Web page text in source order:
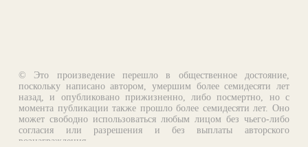
© Это произведение перешло в общественное достояние,
поскольку написано автором, умершим более семидесяти лет
назад, и опубликовано прижизненно, либо посмертно, но с
момента публикации также прошло более семидесяти лет. Оно
может свободно использоваться любым лицом без чьего-либо
согласия или разрешения и без выплаты авторского
вознаграждения.